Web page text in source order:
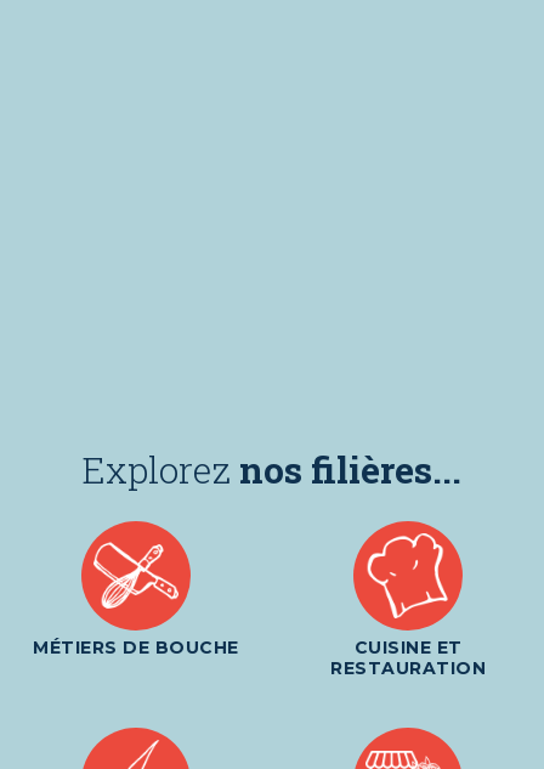
Explorez nos filières...
MÉTIERS DE BOUCHE
CUISINE ET
RESTAURATION